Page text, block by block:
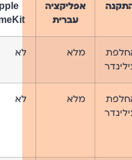
אפליקציה
עברית
מלא לא
מלא לא